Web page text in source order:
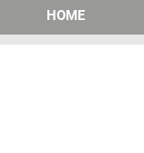
HOME
HOME